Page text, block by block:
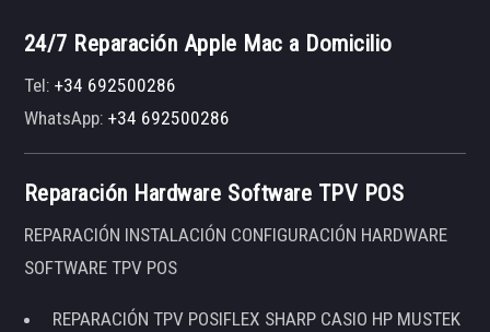
24/7 Reparación Apple Mac a Domicilio
Tel:+34 692500286
WhatsApp:+34 692500286
Reparación Hardware Software TPV POS
REPARACIÓN INSTALACIÓN CONFIGURACIÓN HARDWARE
SOFTWARE TPV POS
REPARACIÓN TPV POSIFLEX SHARP CASIO HP MUSTEK